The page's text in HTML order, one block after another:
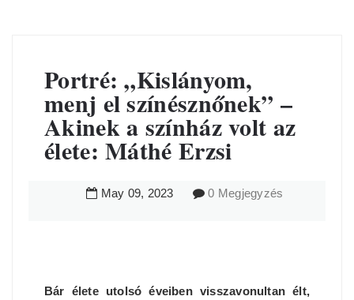
Portré: „Kislányom,
menj el színésznőnek” –
Akinek a színház volt az
élete: Máthé Erzsi
May 09, 2023 0 Megjegyzés
Bár élete utolsó éveiben visszavonultan élt,